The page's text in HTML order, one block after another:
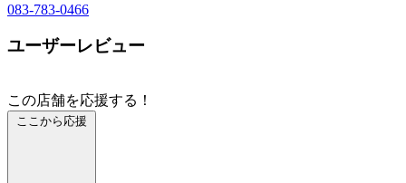
083-783-0466
ユーザーレビュー
この店舗を応援する！
ここから応援